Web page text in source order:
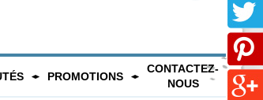
PROMOTIONS
CONTACTEZ-
NOUS